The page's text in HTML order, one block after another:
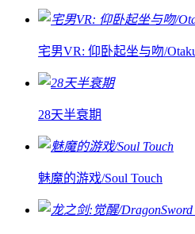
宅男VR: 仰卧起坐与吻/
28天半衰期
魅魔的游戏/Soul Touch